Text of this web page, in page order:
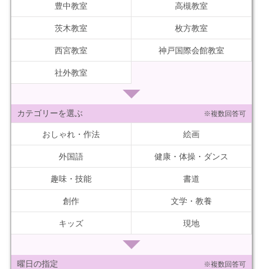
豊中教室 高槻教室
茨木教室 枚方教室
西宮教室 神戸国際会館教室
社外教室
カテゴリーを選ぶ ※複数回答可
おしゃれ・作法 絵画
外国語 健康・体操・ダンス
趣味・技能 書道
創作 文学・教養
キッズ 現地
曜日の指定 ※複数回答可